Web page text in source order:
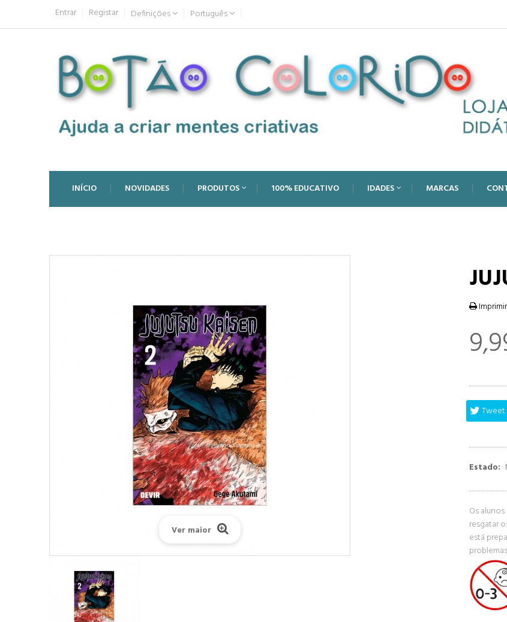
Entrar Registar Definições Português
INÍCIO NOVIDADES PRODUTOS 100% EDUCATIVO IDADES MARCAS
Ver maior
Imprimir
Tweet
Estado:
Os
resgatar
está